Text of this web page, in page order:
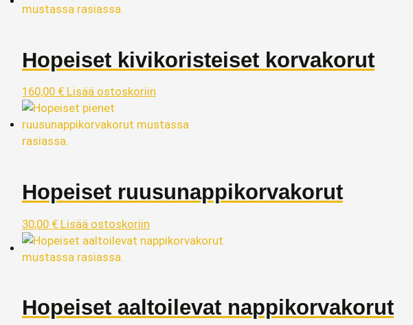
Hopeiset kivikoristeiset korvakorut
160,00 € Lisää ostoskoriin
Hopeiset ruusunappikorvakorut
30,00 € Lisää ostoskoriin
Hopeiset aaltoilevat nappikorvakorut